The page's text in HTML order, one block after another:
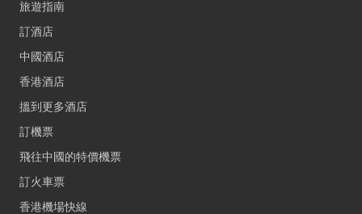
旅遊指南
訂酒店
中國酒店
香港酒店
搵到更多酒店
訂機票
飛往中國的特價機票
訂火車票
香港機場快線